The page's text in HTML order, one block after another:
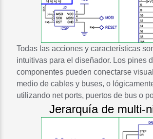
Todas las acciones y características
intuitivas para el diseñador. Los pines
componentes pueden conectarse
medio de cables y buses, o
utilizando net ports, puertos de bus o
Jerarquía de multi-